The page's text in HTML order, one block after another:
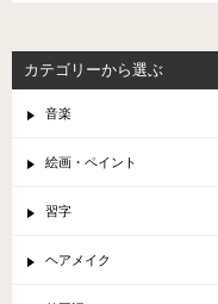
カテゴリーから選ぶ
音楽
絵画・ペイント
習字
ヘアメイク